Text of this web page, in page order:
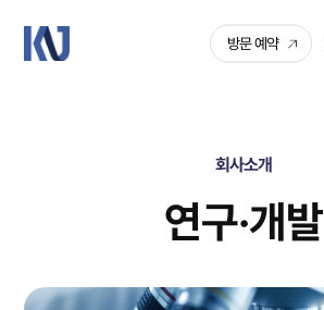
케
이
방문 예약
회사소개
연구·개발